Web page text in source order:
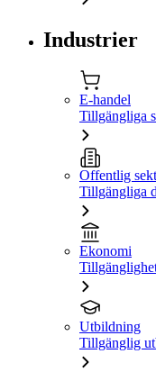
Industrier
E-handel
Tillgängliga
Offentlig
Tillgängliga
Ekonomi
Utbildning
Tillgänglig